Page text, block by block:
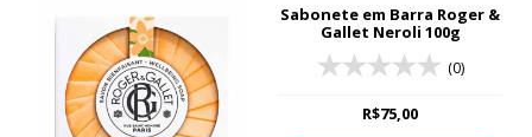
Sabonete em Barra Roger &
Gallet Neroli 100g
(0)
R$75,00